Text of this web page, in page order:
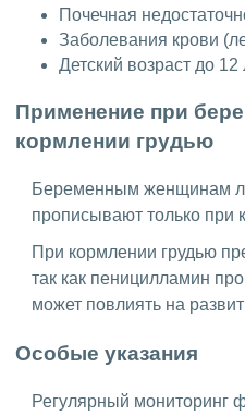
Почечная
Заболевания крови
Детский возраст до 12
Применение при
кормлении грудью
Беременным женщинам
прописывают только при
При кормлении грудью
так как пеницилламин
может повлиять на
Особые указания
Регулярный мониторинг